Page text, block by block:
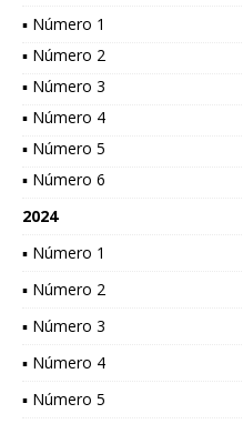
▪ Número 1
▪ Número 2
▪ Número 3
▪ Número 4
▪ Número 5
▪ Número 6
2024
▪ Número 1
▪ Número 2
▪ Número 3
▪ Número 4
▪ Número 5